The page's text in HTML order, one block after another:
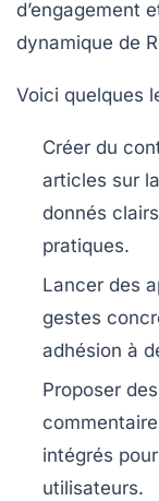
d’engagement
dynamique de
Voici quelques
Créer du
articles sur
donnés
pratiques.
Lancer des
gestes
adhésion à
Proposer
intégrés
utilisateurs.